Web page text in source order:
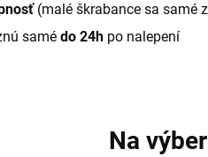
(malé škrabance sa samé
samé do 24h po nalepení
Na